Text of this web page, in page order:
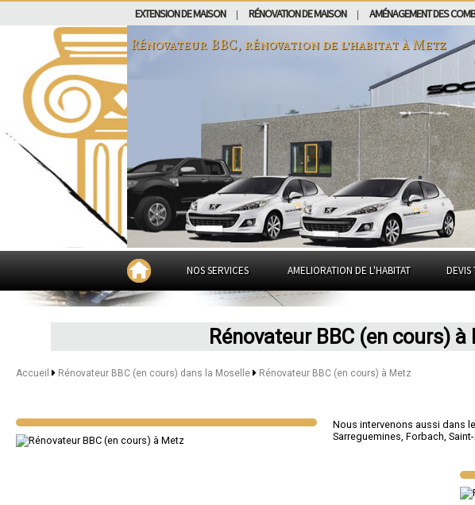
EXTENSION DE MAISON RÉNOVATION DE MAISON AMÉNAGEMENT DES
Rénovateur BBC, rénovation de l'habitat àMetz
NOS SERVICES AMELIORATION DE L'HABITAT DEVIS
Rénovateur BBC (en cours)
Accueil Rénovateur BBC (en cours) dans la Moselle Rénovateur BBC (en cours) à Metz
Nous intervenons aussi dans
Sarreguemines,Forbach,